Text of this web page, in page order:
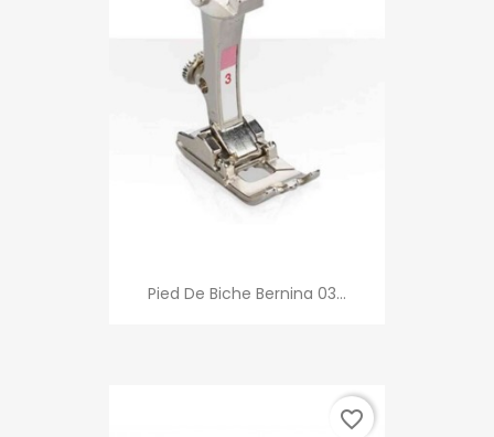
Pied De Biche Bernina 03...
favorite_border